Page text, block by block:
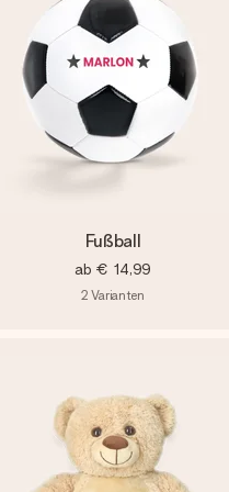
Fußball
ab € 14,99
2 Varianten